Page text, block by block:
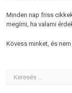
Minden nap friss
megírni, ha valami
Kövess minket, és